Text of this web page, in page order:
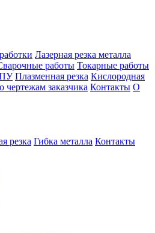
Лазерная резка металла
работы Токарные работы
Плазменная резка Кислородная
чертежам заказчика Контакты О
резка Гибка металла Контакты